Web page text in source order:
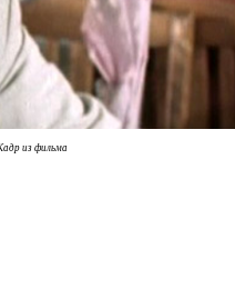
из фильма